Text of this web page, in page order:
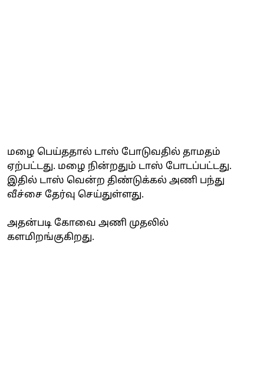
மழை பெய்ததால் டாஸ் போடுவதில் தாமதம்
ஏற்பட்டது. மழை நின்றதும் டாஸ் போடப்பட்டது.
இதில் டாஸ் வென்ற திண்டுக்கல் அணி பந்து
வீச்சை தேர்வு செய்துள்ளது.
அதன்படி கோவை அணி முதலில்
களமிறங்குகிறது.